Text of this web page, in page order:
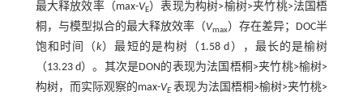
最大释放效率（max-VE）表现为构树>榆树>夹竹桃>法国梧
桐，与模型拟合的最大释放效率（Vmax）存在差异；DOC半
饱和时间（k）最短的是构树（1.58 d），最长的是榆树
（13.23 d）。其次是DON的表现为法国梧桐>夹竹桃>榆树>
构树，而实际观察的max-VE表现为法国梧桐>榆树>夹竹桃>